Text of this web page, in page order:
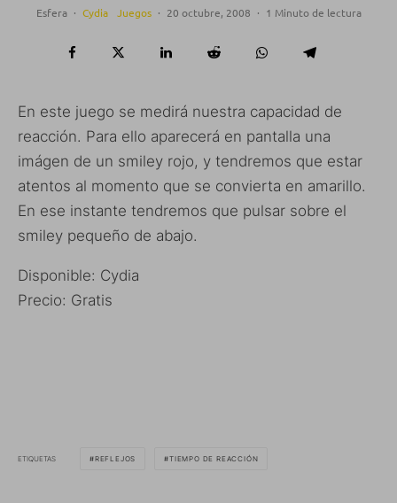
Esfera · Cydia Juegos · 20 octubre, 2008 · 1 Minuto de lectura
En este juego se medirá nuestra capacidad de
reacción. Para ello aparecerá en pantalla una
imágen de un smiley rojo, y tendremos que estar
atentos al momento que se convierta en amarillo.
En ese instante tendremos que pulsar sobre el
smiley pequeño de abajo.
Disponible: Cydia
Precio: Gratis
ETIQUETAS REFLEJOS TIEMPO DE REACCIÓN